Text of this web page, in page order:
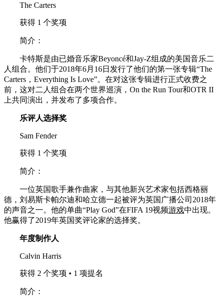
The Carters
获得 1 个奖项
简介：
卡特斯是由已婚音乐家Beyoncé和Jay-Z组成的美国音乐二
人组合。他们于2018年6月16日发行了他们的第一张专辑“The
Carters，Everything Is Love”。在对这张专辑进行正式收费之
前，这对二人组合在两个世界巡演，On the Run Tour和OTR II
上共同演出，并发布了多项合作。
乐评人选择奖
Sam Fender
获得 1 个奖项
简介：
一位英国歌手兼作曲家，与其他新兴艺术家包括西格丽
德，刘易斯卡帕尔迪和哈立德一起被评为英国广播公司2018年
的声音之​​一。他的单曲“Play God”在FIFA 19视频游戏中出现。
他赢得了2019年英国奖评论家的选择奖。
年度制作人
Calvin Harris
获得 2 个奖项 • 1 项提名
简介：